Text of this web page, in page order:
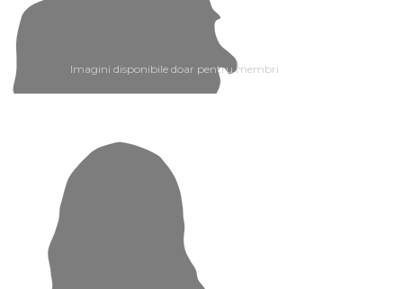
Imagini disponibile doar pentru membri